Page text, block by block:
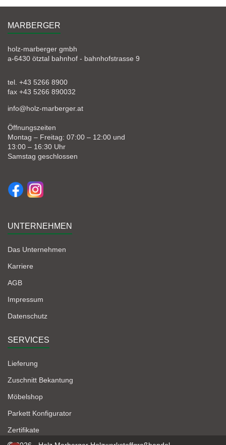
MARBERGER
holz-marberger gmbh
a-6430 ötztal bahnhof - bahnhofstrasse 9
tel. +43 5266 8900
fax +43 5266 890032
info@holz-marberger.at
Öffnungszeiten
Montag – Freitag: 07:00 – 12:00 und
13:00 – 16:30 Uhr
Samstag geschlossen
UNTERNEHMEN
Das Unternehmen
Karriere
AGB
Impressum
Datenschutz
SERVICES
Lieferung
Zuschnitt Bekantung
Möbelshop
Parkett Konfigurator
Zertifikate